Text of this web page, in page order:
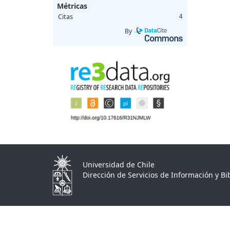
Métricas
Citas 4
By
Universidad de Chile
Dirección de Servicios de Información y